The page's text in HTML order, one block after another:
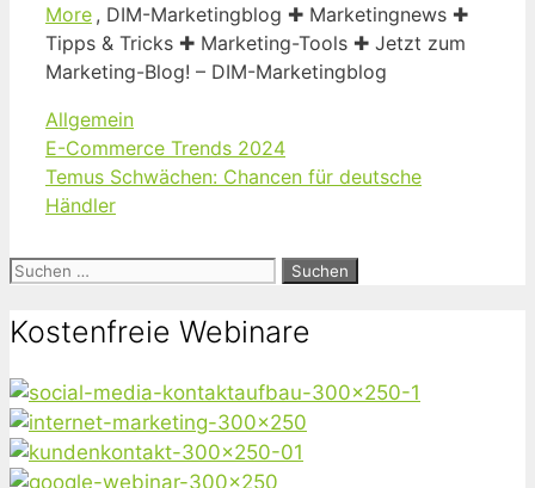
More , DIM-Marketingblog ✚ Marketingnews ✚
Tipps & Tricks ✚ Marketing-Tools ✚ Jetzt zum
Marketing-Blog! – DIM-Marketingblog
Kategorien
Allgemein
E-Commerce Trends 2024
Temus Schwächen: Chancen für deutsche
Händler
Suchen
Kostenfreie Webinare